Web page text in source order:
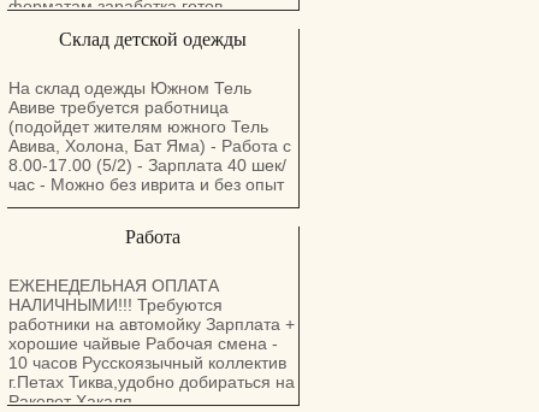
форматам заработка готов
график Опыт не обязателен.
занятость. Если откликается пишите
WhatsApp
Склад детской одежды
На склад одежды Южном Тель
Авиве требуется работница
(подойдет жителям южного Тель
Авива, Холона, Бат Яма) - Работа с
8.00-17.00 (5/2) - Зарплата 40 шек/
час - Можно без иврита и без опыт
Работа
ЕЖЕНЕДЕЛЬНАЯ ОПЛАТА
НАЛИЧНЫМИ!!! Требуются
работники на автомойку Зарплата +
хорошие чайвые Рабочая смена -
10 часов Русскоязычный коллектив
г.Петах Тиква,удобно добираться на
Ракевет Хакаля